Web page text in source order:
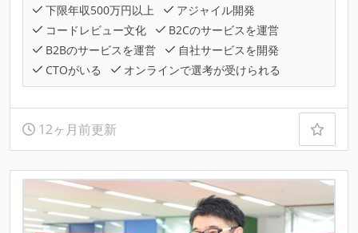
下限年収500万円以上
アジャイル開発
コードレビュー文化
B2Cのサービスを運営
B2Bのサービスを運営
自社サービスを開発
CTOがいる
オンラインで選考が受けられる
12ヶ月前更新